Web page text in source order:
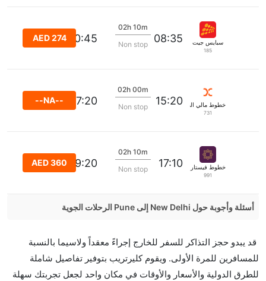
سبايس جيت
185
08:35
02h 10m
Non stop
10:45
AED 274
خطوط مالي الجوية
731
15:20
02h 00m
Non stop
17:20
--NA--
خطوط فيستارا الجوية
991
17:10
02h 10m
Non stop
19:20
AED 360
أسئلة وأجوبة حول New Delhi إلى Pune الرحلات الجوية
من إلىبوني مما تستغرقه الخطوط الجوية الأخرى؟
نعم. توفر كل من IndiGo أسرع رحلات الطيران على هذا
الطريق،
قد يبدو حجز التذاكر للسفر للخارج إجراءً معقداً ولاسيما بالنسبة
للمسافرين للمرة الأولى. ويقوم كليرتريب بتوفير تفاصيل شاملة
للطرق الدولية والأسعار والأوقات في مكان واحد لجعل تجربتك سهلة